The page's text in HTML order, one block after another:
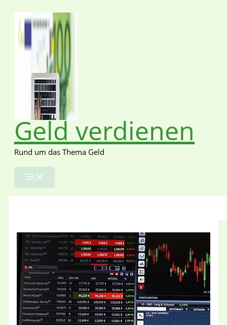
Zum
Inhalt
springen
Geld verdienen
Rund um das Thema Geld